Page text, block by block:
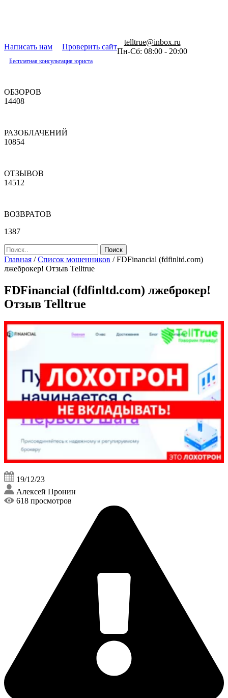
Написать нам Проверить сайт
telltrue@inbox.ru
Пн-Сб: 08:00 - 20:00
Бесплатная консультация юриста
ОБЗОРОВ
14408
РАЗОБЛАЧЕНИЙ
10854
ОТЗЫВОВ
14512
ВОЗВРАТОВ
1387
Главная /Список мошенников /FDFinancial (fdfinltd.com)
лжеброкер! Отзыв Telltrue
FDFinancial (fdfinltd.com) лжеброкер!
Отзыв Telltrue
19/12/23
Алексей Пронин
618 просмотров